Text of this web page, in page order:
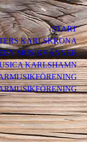
START
KARLSKRONA
MUSIKVÄNNER
KARLSHAMN